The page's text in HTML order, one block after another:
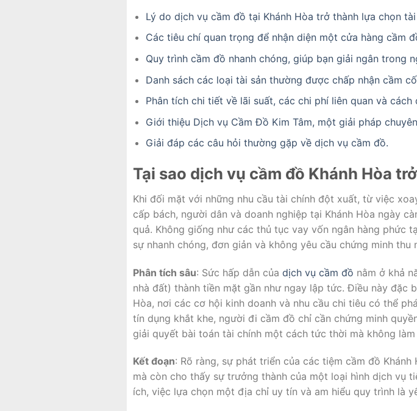
Lý do dịch vụ cầm đồ tại Khánh Hòa trở thành lựa chọn
Các tiêu chí quan trọng để nhận diện một cửa hàng cầm
Quy trình cầm đồ nhanh chóng, giúp bạn giải ngân trong
Danh sách các loại tài sản thường được chấp nhận cầm
Phân tích chi tiết về lãi suất, các chi phí liên quan và
Giới thiệu Dịch vụ Cầm Đồ Kim Tâm, một giải pháp
Giải đáp các câu hỏi thường gặp về dịch vụ cầm đồ.
Tại sao dịch vụ cầm đồ Khánh Hòa
Khi đối mặt với những nhu cầu tài chính đột xuất, từ việc
cấp bách, người dân và doanh nghiệp tại Khánh Hòa ngày
quả. Không giống như các thủ tục vay vốn ngân hàng phức
sự nhanh chóng, đơn giản và không yêu cầu chứng minh
Phân tích sâu: Sức hấp dẫn của dịch vụ cầm đồ nằm ở khả
nhà đất) thành tiền mặt gần như ngay lập tức. Điều này
Hòa, nơi các cơ hội kinh doanh và nhu cầu chi tiêu có thể
tín dụng khắt khe, người đi cầm đồ chỉ cần chứng minh
giải quyết bài toán tài chính một cách tức thời mà không
Kết đoạn: Rõ ràng, sự phát triển của các tiệm cầm đồ
mà còn cho thấy sự trưởng thành của một loại hình dịch vụ
ích, việc lựa chọn một địa chỉ uy tín và am hiểu quy trình là